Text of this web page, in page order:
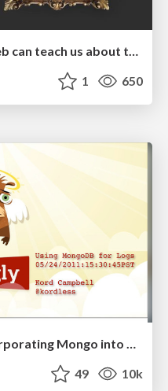
What the history of the web can teach us about the future of AI
1 650
Visualizing Your Data: Incorporating Mongo into Loggly Infrastructure
49 10k